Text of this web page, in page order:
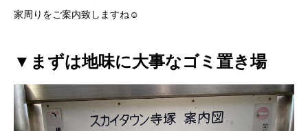
家周りをご案内致しますね☺
▼まずは地味に大事なゴミ置き場